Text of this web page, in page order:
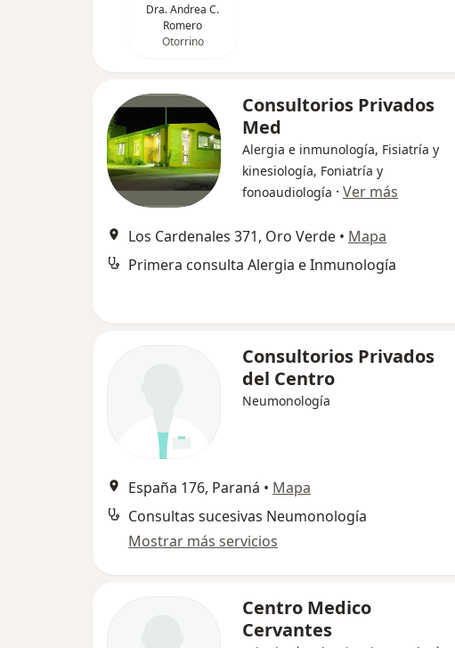
Dra. Andrea C.
Romero
Otorrino
Consultorios Privados
Med
Alergia e inmunología, Fisiatría y
kinesiología, Foniatría y
fonoaudiología · Ver más
Los Cardenales 371, Oro Verde • Mapa
Primera consulta Alergia e Inmunología
Consultorios Privados
del Centro
Neumonología
España 176, Paraná • Mapa
Consultas sucesivas Neumonología
Mostrar más servicios
Centro Medico
Cervantes